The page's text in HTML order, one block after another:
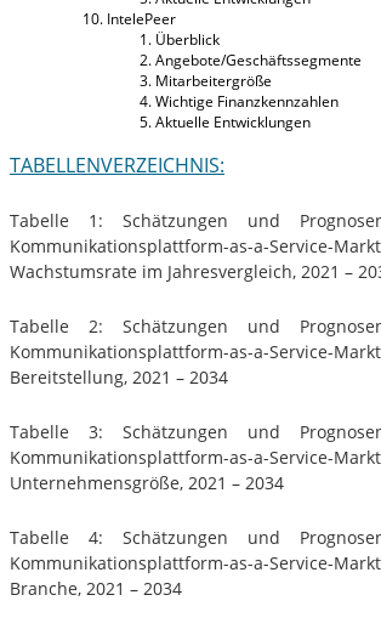
IntelePeer
Überblick
Angebote/Geschäftssegmente
Mitarbeitergröße
Wichtige Finanzkennzahlen
Aktuelle Entwicklungen
TABELLENVERZEICHNIS:
Tabelle 1: Schätzungen und
Kommunikationsplattform-as-a-Service-
Wachstumsrate im Jahresvergleich, 2021 –
Tabelle 2: Schätzungen und
Kommunikationsplattform-as-a-Service-
Bereitstellung, 2021 – 2034
Tabelle 3: Schätzungen und
Kommunikationsplattform-as-a-Service-
Unternehmensgröße, 2021 – 2034
Tabelle 4: Schätzungen und
Kommunikationsplattform-as-a-Service-
Branche, 2021 – 2034